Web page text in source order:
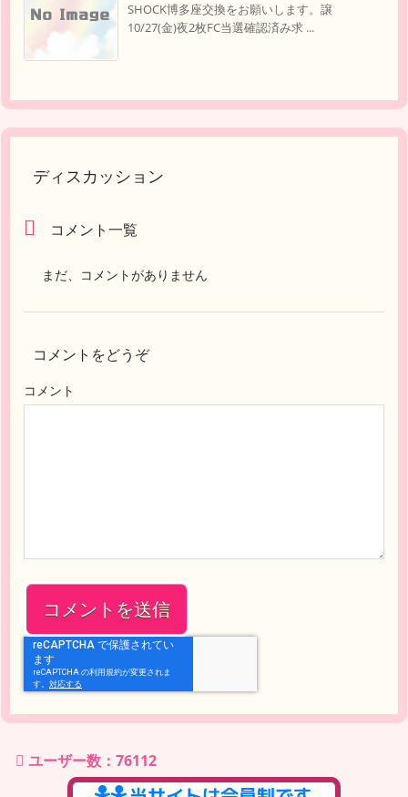
SHOCK博多座交換をお願いします。譲
10/27(金)夜2枚FC当選確認済み求 ...
ディスカッション
コメント一覧
まだ、コメントがありません
コメントをどうぞ
コメント
ユーザー数：76112